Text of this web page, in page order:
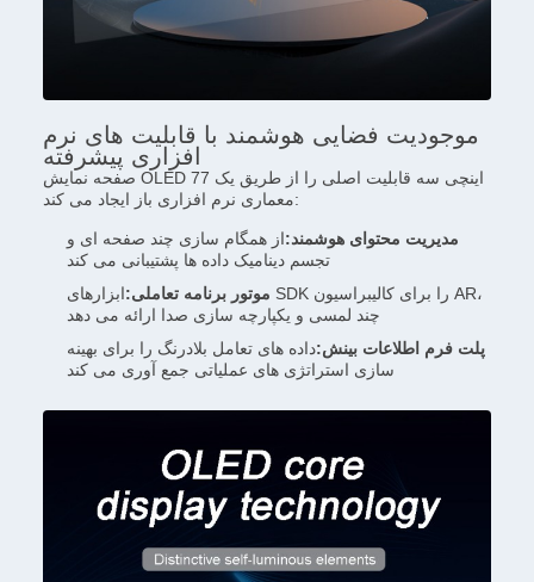
موجودیت فضایی هوشمند با قابلیت های نرم
افزاری پیشرفته
صفحه نمایش OLED 77 اینچی سه قابلیت اصلی را از طریق یک
معماری نرم افزاری باز ایجاد می کند:
مدیریت محتوای هوشمند:از همگام سازی چند صفحه ای و
تجسم دینامیک داده ها پشتیبانی می کند
موتور برنامه تعاملی:ابزارهای SDK را برای کالیبراسیون AR،
چند لمسی و یکپارچه سازی صدا ارائه می دهد
پلت فرم اطلاعات بینش:داده های تعامل بلادرنگ را برای بهینه
سازی استراتژی های عملیاتی جمع آوری می کند